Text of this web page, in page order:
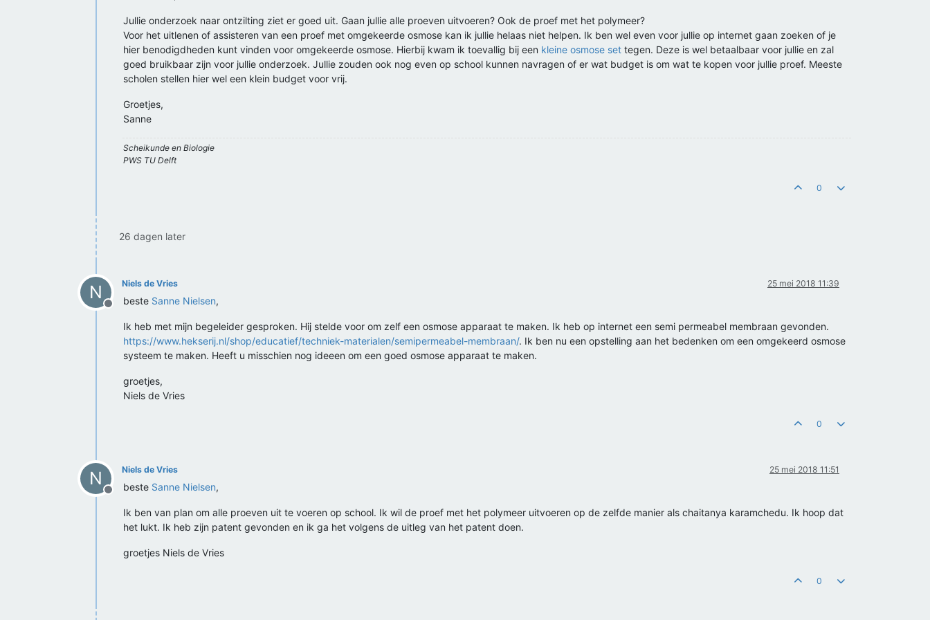
Jullie onderzoek naar ontzilting ziet er goed uit. Gaan jullie alle proeven uitvoeren? Ook de proef met het polymeer?
Voor het uitlenen of assisteren van een proef met omgekeerde osmose kan ik jullie helaas niet helpen. Ik ben wel even voor jullie op internet gaan zoeken of je
hier benodigdheden kunt vinden voor omgekeerde osmose. Hierbij kwam ik toevallig bij een kleine osmose set tegen. Deze is wel betaalbaar voor jullie en zal
goed bruikbaar zijn voor jullie onderzoek. Jullie zouden ook nog even op school kunnen navragen of er wat budget is om wat te kopen voor jullie proef. Meeste
scholen stellen hier wel een klein budget voor vrij.
Groetjes,
Sanne
Scheikunde en Biologie
PWS TU Delft
0
26 dagen later
N
Offline
Niels de Vries 25 mei 2018 11:39
beste Sanne Nielsen,
Ik heb met mijn begeleider gesproken. Hij stelde voor om zelf een osmose apparaat te maken. Ik heb op internet een semi permeabel membraan gevonden.
https://www.hekserij.nl/shop/educatief/techniek-materialen/semipermeabel-membraan/. Ik ben nu een opstelling aan het bedenken om een omgekeerd osmose
systeem te maken. Heeft u misschien nog ideeen om een goed osmose apparaat te maken.
groetjes,
Niels de Vries
0
N
Offline
Niels de Vries 25 mei 2018 11:51
beste Sanne Nielsen,
Ik ben van plan om alle proeven uit te voeren op school. Ik wil de proef met het polymeer uitvoeren op de zelfde manier als chaitanya karamchedu. Ik hoop dat
het lukt. Ik heb zijn patent gevonden en ik ga het volgens de uitleg van het patent doen.
groetjes Niels de Vries
0